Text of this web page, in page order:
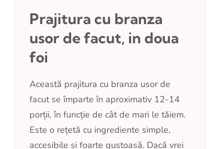
Prajitura cu branza
usor de facut, in doua
foi
Această prajitura cu branza usor de
facut se împarte în aproximativ 12-14
porții, în funcție de cât de mari le tăiem.
Este o rețetă cu ingrediente simple,
accesibile și foarte gustoasă. Dacă vrei